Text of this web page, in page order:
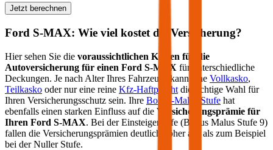
Jetzt berechnen
Ford S-MAX: Wie viel kostet die Versicherung?
Hier sehen Sie die voraussichtlichen Kosten für die
Autoversicherung für einen Ford S-MAX für unterschiedliche
Deckungen. Je nach Alter Ihres Fahrzeugs kann eine Vollkasko,
Teilkasko oder nur eine reine Kfz-Haftpflicht die richtige Wahl für
Ihren Versicherungsschutz sein. Ihre Bonus-Malus Stufe hat
ebenfalls einen starken Einfluss auf die Versicherungsprämie für
Ihren Ford S-MAX. Bei der Einsteigerstufe (Bonus Malus Stufe 9)
fallen die Versicherungsprämien deutlich höher aus als zum Beispiel
bei der Nuller Stufe.